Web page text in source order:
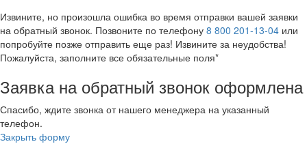
Извините, но произошла ошибка во время отправки вашей заявки
на обратный звонок. Позвоните по телефону 8 800 201-13-04 или
попробуйте позже отправить еще раз! Извините за неудобства!
Пожалуйста, заполните все обязательные поля*
Заявка на обратный звонок оформлена
Спасибо, ждите звонка от нашего менеджера на указанный
телефон.
Закрыть форму